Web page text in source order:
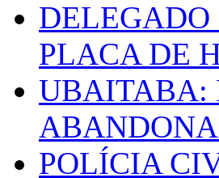
DELEGADO
PLACA DE
UBAITABA:
POLÍCIA